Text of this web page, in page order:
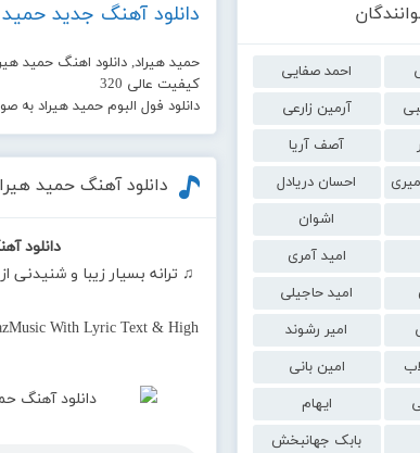
احمد صفایی
آرمین زارعی
آصف آریا
احسان دریادل
اشوان
امید آمری
امید حاجیلی
امیر رشوند
امین بانی
ایهام
بابک جهانبخش
دانلود آهنگ جدید حمید
حمید هیراد, دانلود اهنگ حمید
کیفیت عالی 320
دانلود فول البوم حمید هیراد
دانلود آهنگ حمید
دانلود
♫ ترانه بسیار زیبا و شنیدنی
With Lyric Text & High